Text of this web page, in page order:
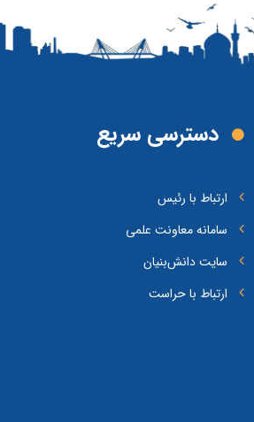
دسترسی سریع
ارتباط با رئیس
سامانه معاونت علمی
سایت دانش‌بنیان
ارتباط با حراست